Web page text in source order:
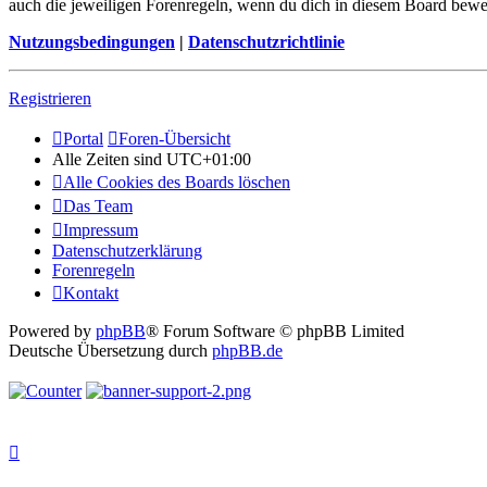
auch die jeweiligen Forenregeln, wenn du dich in diesem Board
Nutzungsbedingungen | Datenschutzrichtlinie
Registrieren
Portal
Foren-Übersicht
Alle Zeiten sind UTC+01:00
Alle Cookies des Boards löschen
Das Team
Impressum
Datenschutzerklärung
Forenregeln
Kontakt
Powered by phpBB® Forum Software © phpBB Limited
Deutsche Übersetzung durch phpBB.de